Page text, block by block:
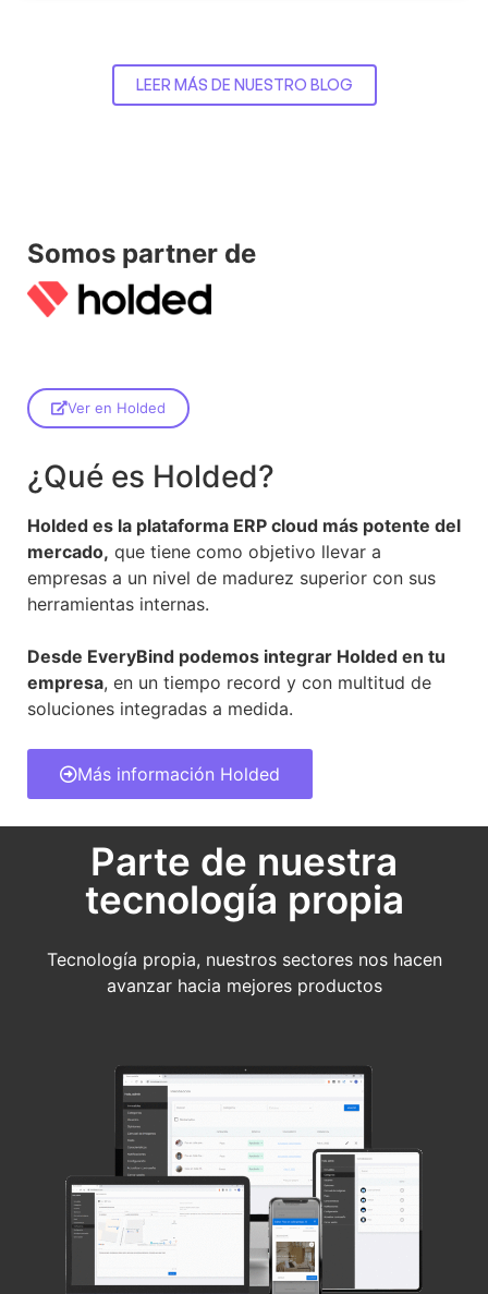
LEER MÁS DE NUESTRO BLOG
Somos partner de
Ver en Holded
¿Qué es Holded?
Holded es la plataforma ERP cloud más potente del
mercado, que tiene como objetivo llevar a
empresas a un nivel de madurez superior con sus
herramientas internas.
Desde EveryBind podemos integrar Holded en tu
empresa, en un tiempo record y con multitud de
soluciones integradas a medida.
Más información Holded
Parte de nuestra
tecnología propia
Tecnología propia, nuestros sectores nos hacen
avanzar hacia mejores productos